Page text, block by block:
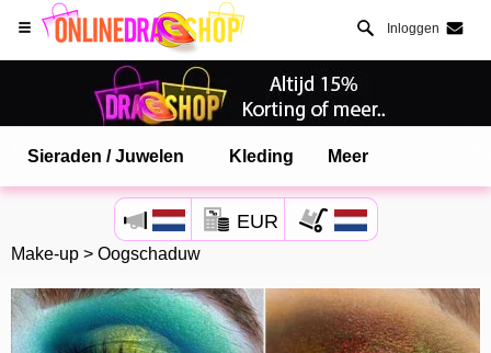
Inloggen
Sieraden / Juwelen Kleding Meer
EUR
Make-up > Oogschaduw
Open Safari menu.
of klik de safari knop zoals hiernaast getoont
en klik TOEVOEGEN AAN BUREAUBLAD
onlinedragshop is nu geinstalleeerd als APP